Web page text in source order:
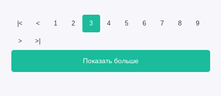
|< < 1 2 3 4 5 6 7 8 9
> >|
Показать больше